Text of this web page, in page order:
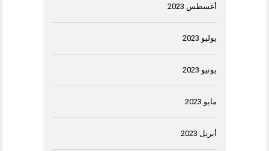
أغسطس 2023
يوليو 2023
يونيو 2023
مايو 2023
أبريل 2023